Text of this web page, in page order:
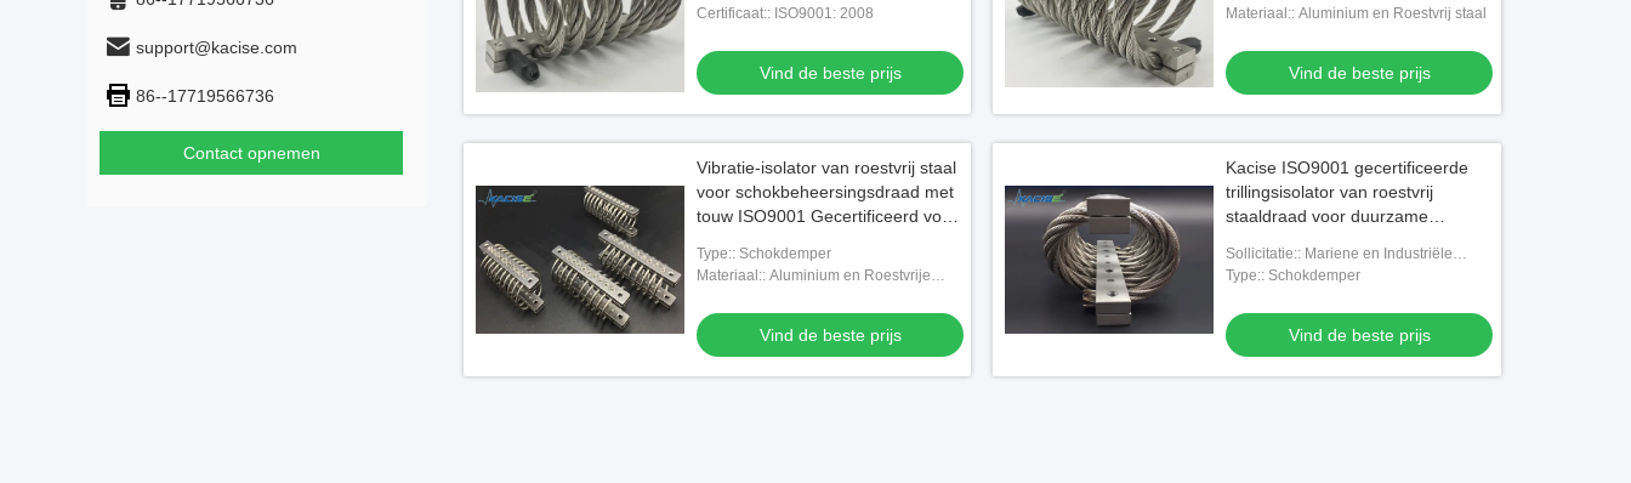
support@kacise.com
86--17719566736
Contact opnemen
Certificaat:: ISO9001: 2008
Vind de beste prijs
Materiaal:: Aluminium en Roestvrij staal
Vind de beste prijs
Vibratie-isolator van roestvrij staal
voor schokbeheersingsdraad met
touw ISO9001 Gecertificeerd voor
Type:: Schokdemper
Materiaal:: Aluminium en Roestvrije
Vind de beste prijs
Kacise ISO9001 gecertificeerde
trillingsisolator van roestvrij
staaldraad voor duurzame
machines
Sollicitatie:: Mariene en Industriële
Motor
Type:: Schokdemper
Vind de beste prijs